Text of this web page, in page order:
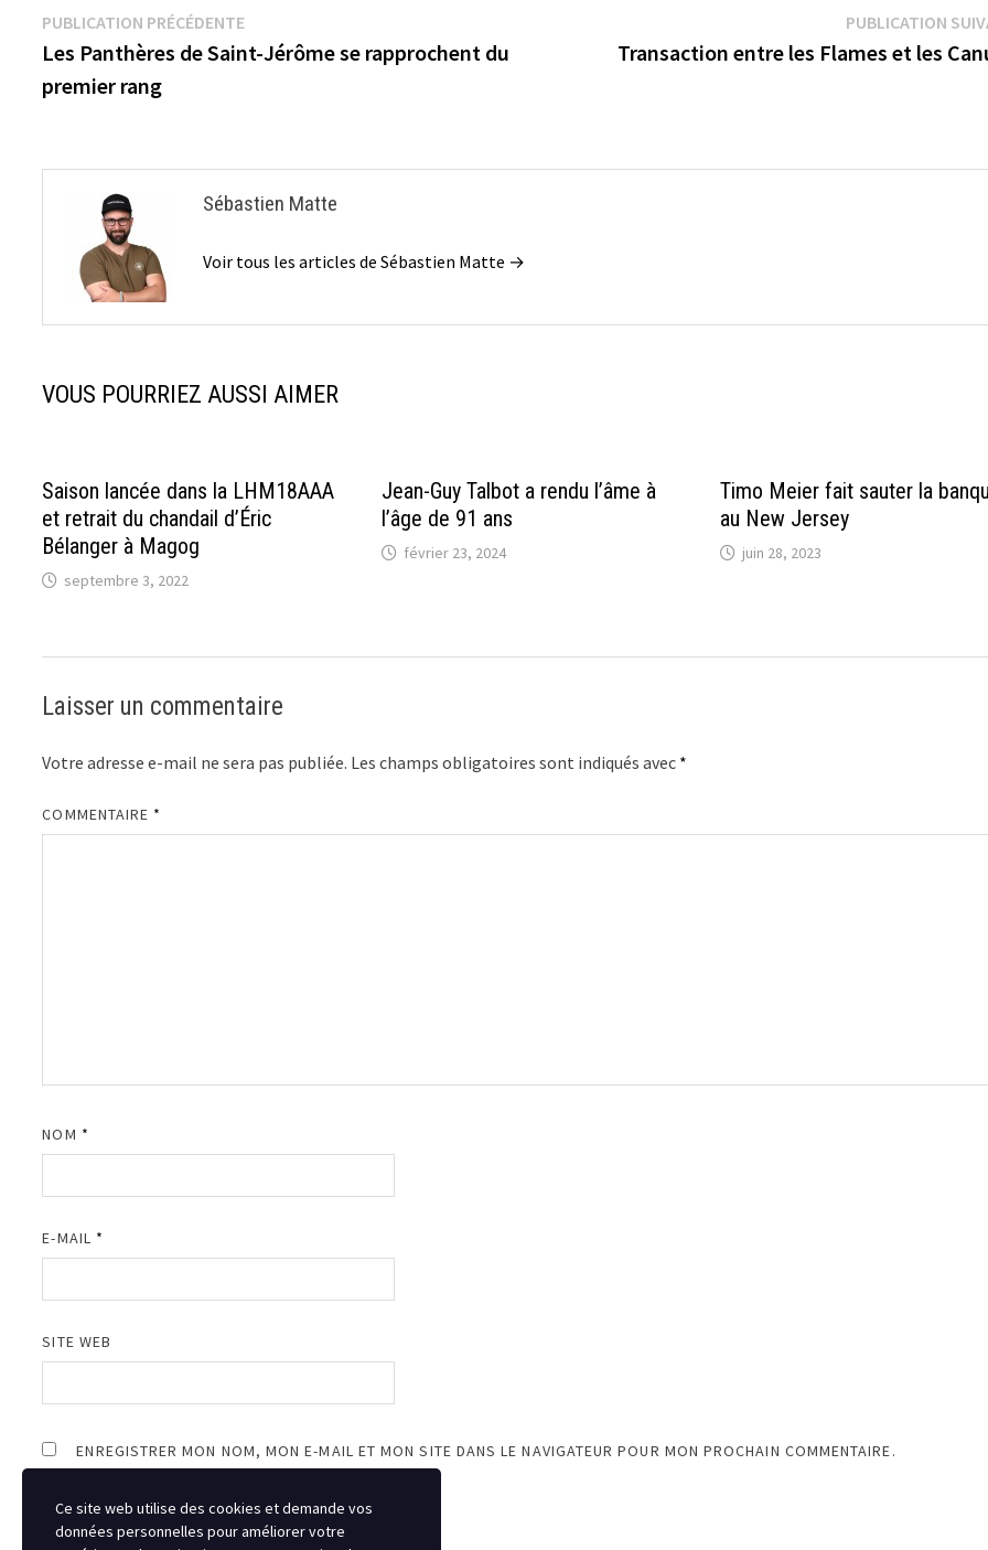
Navigation
de
l’article
PUBLICATION PRÉCÉDENTEPublication
précédente :
Les Panthères de Saint-Jérôme se rapprochent du
premier rang
PUBLICATION
Transaction entre les Flames et les
Sébastien Matte
Voir tous les articles de Sébastien Matte →
VOUS POURRIEZ AUSSI AIMER
Saison lancée dans la LHM18AAA
et retrait du chandail d’Éric
Bélanger à Magog
septembre 3, 2022
Jean-Guy Talbot a rendu l’âme à
l’âge de 91 ans
février 23, 2024
Timo Meier fait sauter la
au New Jersey
juin 28, 2023
Laisser un commentaire
Votre adresse e-mail ne sera pas publiée. Les champs obligatoires sont indiqués avec *
COMMENTAIRE *
NOM *
E-MAIL *
SITE WEB
ENREGISTRER MON NOM, MON E-MAIL ET MON SITE DANS LE NAVIGATEUR POUR MON PROCHAIN COMMENTAIRE.
Ce site web utilise des cookies et demande vos
données personnelles pour améliorer votre